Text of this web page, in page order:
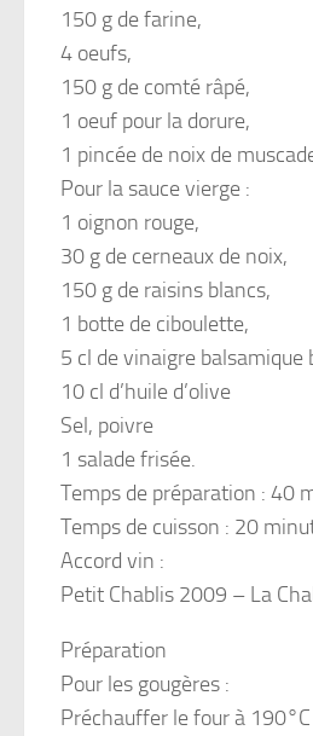
150 g de farine,
4 oeufs,
150 g de comté râpé,
1 oeuf pour la dorure,
1 pincée de noix de
Pour la sauce vierge :
1 oignon rouge,
30 g de cerneaux de noix,
150 g de raisins blancs,
1 botte de ciboulette,
5 cl de vinaigre balsamique
10 cl d’huile d’olive
Sel, poivre
1 salade frisée.
Temps de préparation : 40
Temps de cuisson : 20
Accord vin :
Petit Chablis 2009 – La
Préparation
Pour les gougères :
Préchauffer le four à